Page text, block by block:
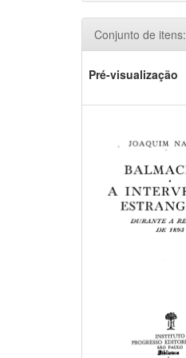
Conjunto de itens:
Pré-visualização